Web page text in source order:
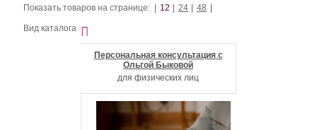
Показать товаров на странице:
12 24 48
Вид каталога 
Персональная консультация с
Ольгой Быковой
для физических лиц